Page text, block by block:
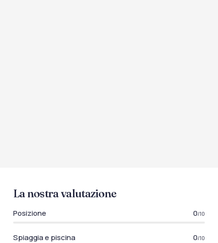
La nostra valutazione
Posizione 0/10
Spiaggia e piscina 0/10